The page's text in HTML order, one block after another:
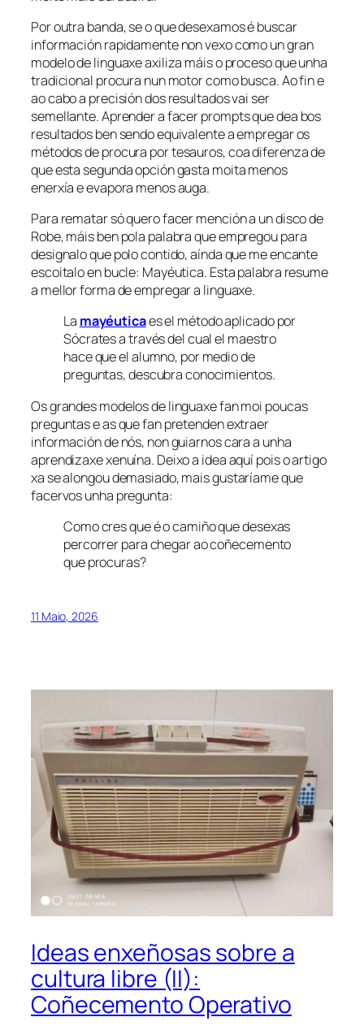
Por outra banda, se o que desexamos é buscar
información rapidamente non vexo como un gran
modelo de linguaxe axiliza máis o proceso que unha
tradicional procura nun motor como busca. Ao fin e
ao cabo a precisión dos resultados vai ser
semellante. Aprender a facerpromptsque dea bos
resultados ben sendo equivalente a empregar os
métodos de procura portesauros, coa diferenza de
que esta segunda opción gasta moita menos
enerxía e evapora menos auga.
Para rematar só quero facer mención a un disco de
Robe, máis ben pola palabra que empregou para
designalo que polo contido, aínda que me encante
escoitalo en bucle: Mayéutica. Esta palabra resume
a mellor forma de empregar a linguaxe.
La mayéuticaes el método aplicado por
Sócrates a través del cual el maestro
hace que el alumno, por medio de
preguntas, descubra conocimientos.
Os grandes modelos de linguaxe fan moi poucas
preguntas e as que fan pretenden extraer
información de nós, non guiarnos cara a unha
aprendizaxe xenuína. Deixo a idea aquí pois o artigo
xa se alongou demasiado, mais gustaríame que
facervos unha pregunta:
Como cres que é o camiño que desexas
percorrer para chegar ao coñecemento
que procuras?
11 Maio, 2026
Ideas enxeñosas sobre a
cultura libre (II):
Coñecemento Operativo